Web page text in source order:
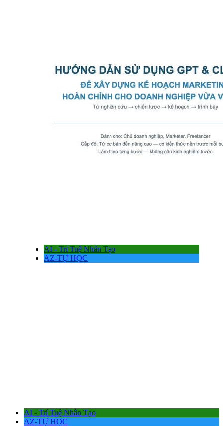
AI - Trí Tuệ Nhân Tạo
AZ-TỰ HỌC
AI - Trí Tuệ Nhân Tạo
AZ-TỰ HỌC